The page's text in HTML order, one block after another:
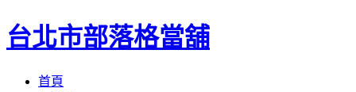
台北市部落格當舖
首頁